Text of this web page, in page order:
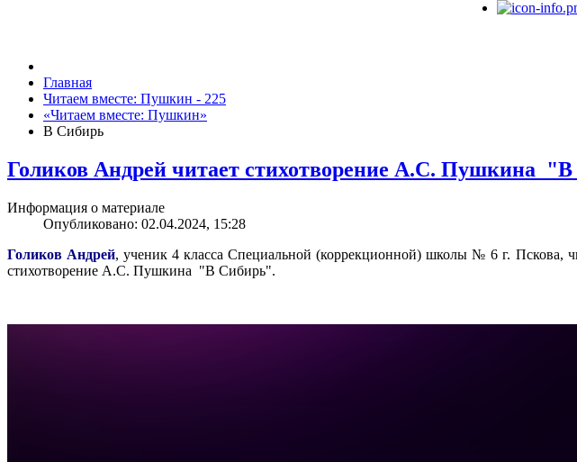
Главная
Читаем вместе: Пушкин - 225
«Читаем вместе: Пушкин»
В Сибирь
Голиков Андрей читает стихотворение А.С. Пушкина
Информация о материале
Опубликовано: 02.04.2024, 15:28
Голиков Андрей, ученик 4 класса Специальной (коррекционной) школы № 6 г. Пскова,
стихотворение А.С. Пушкина "В Сибирь".